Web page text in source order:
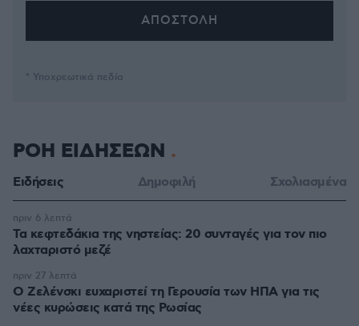
* Υποχρεωτικά πεδία
ΡΟΗ ΕΙΔΗΣΕΩΝ
Ειδήσεις Δημοφιλή Σχολιασμένα
Τα κεφτεδάκια της νηστείας: 20 συνταγές για τον πιο
λαχταριστό μεζέ
πριν 6 λεπτά
Ο Ζελένσκι ευχαριστεί τη Γερουσία των ΗΠΑ για τις
νέες κυρώσεις κατά της Ρωσίας
πριν 27 λεπτά